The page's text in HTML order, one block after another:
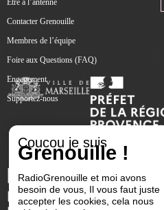
Être à l’antenne
Contacter Grenouille
Membres de l’équipe
Foire aux Questions (FAQ)
Engagement
Supportez-nous
Coucou je suis
Grenouille !
RadioGrenouille et moi avons
besoin de vous, Il vous faut juste
accepter les cookies, cela nous